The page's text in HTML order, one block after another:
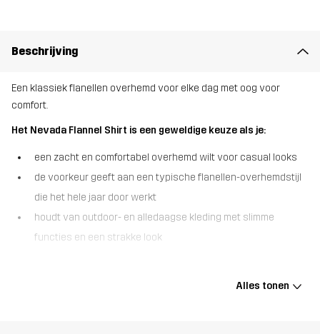
Beschrijving
Een klassiek flanellen overhemd voor elke dag met oog voor
comfort.
Het Nevada Flannel Shirt is een geweldige keuze als je:
een zacht en comfortabel overhemd wilt voor casual looks
de voorkeur geeft aan een typische flanellen-overhemdstijl
die het hele jaar door werkt
houdt van outdoor- en alledaagse kleding met slimme
functies en een strakke look
gemaakt van zacht, geborsteld flanel voor comfort de hele dag
Alles tonen